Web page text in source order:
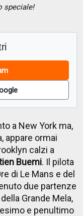
speciale!
a New York ma,
appare ormai
calzi a
Buemi. Il pilota
di Le Mans e del
due partenze
Grande Mela,
e penultimo